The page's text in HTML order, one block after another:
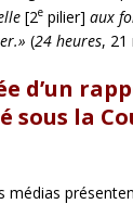
[2e pilier] aux
(24 heures, 21
d’un
sous la
médias